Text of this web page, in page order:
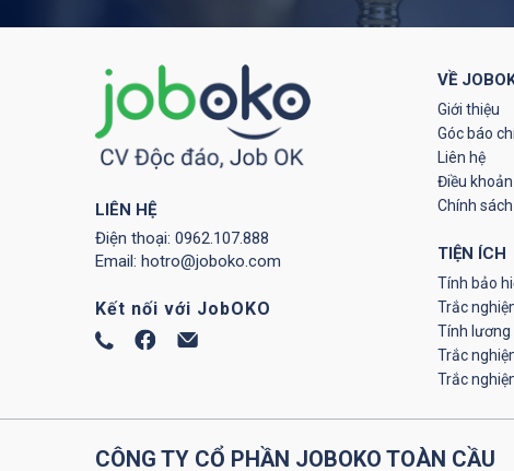
LIÊN HỆ
Điện thoại: 0962.107.888
Email: hotro@joboko.com
Kết nối với JobOKO
VỀ
Giới thiệu
Góc báo
Liên hệ
Điều
Chính
TIỆN ÍCH
Tính bảo
Trắc
Tính lương
Trắc
Trắc
CÔNG TY CỔ PHẦN JOBOKO TOÀN CẦU